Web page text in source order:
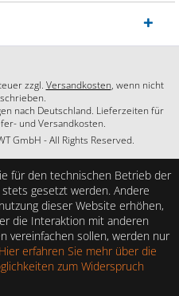
zzgl. Versandkosten, wenn nicht
nach Deutschland. Lieferzeiten für
und Versandkosten.
GmbH - All Rights Reserved.
für den technischen Betrieb der
gesetzt werden. Andere
dieser Website erhöhen,
die Interaktion mit anderen
vereinfachen sollen, werden nur
Hier erfahren Sie mehr über die
zum Widerspruch